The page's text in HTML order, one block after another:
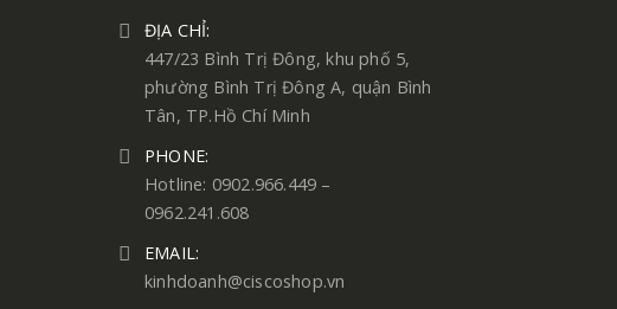
ĐỊA CHỈ:
447/23 Bình Trị Đông, khu phố 5,
phường Bình Trị Đông A, quận Bình
Tân, TP.Hồ Chí Minh
PHONE:
Hotline: 0902.966.449 –
0962.241.608
EMAIL:
kinhdoanh@ciscoshop.vn